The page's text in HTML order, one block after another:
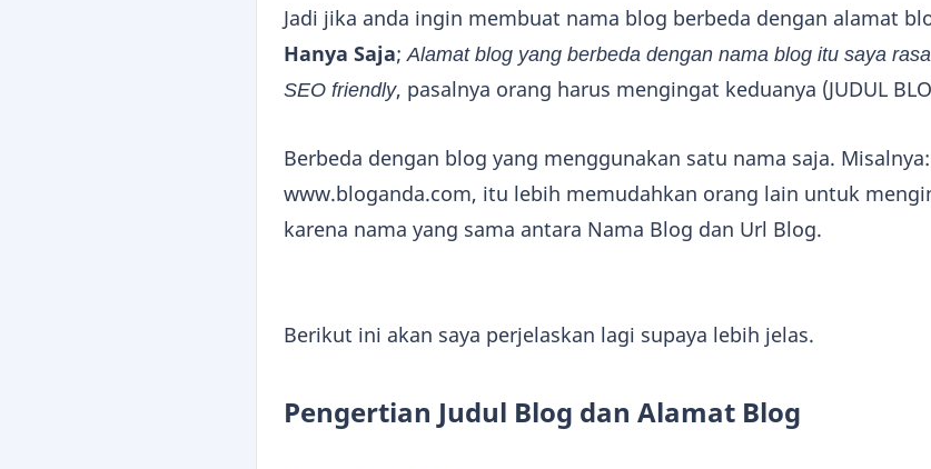
Jadi jika anda ingin membuat nama blog berbeda dengan alamat
Hanya Saja; Alamat blog yang berbeda dengan nama blog itu saya
SEO friendly, pasalnya orang harus mengingat keduanya (JUDUL
Berbeda dengan blog yang menggunakan satu nama saja.
www.bloganda.com, itu lebih memudahkan orang lain untuk
karena nama yang sama antara Nama Blog dan Url Blog.
Berikut ini akan saya perjelaskan lagi supaya lebih jelas.
Pengertian Judul Blog dan Alamat Blog